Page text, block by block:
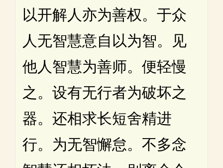
以开解人亦为善权。于众
人无智慧意自以为智。见
他人智慧为善师。便轻慢
之。设有无行者为破坏之
器。还相求长短舍精进
行。为无智懈怠。不多念